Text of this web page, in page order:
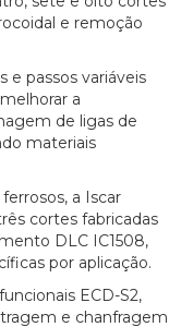
e remoção
e passos variáveis
a
de ligas de
materiais
a Iscar
cortes fabricadas
DLC IC1508,
por aplicação.
ECD-S2,
e chanfragem